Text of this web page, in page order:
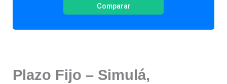
Comparar
Plazo Fijo – Simulá,